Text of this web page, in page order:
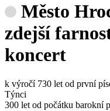
Město
zdejší
koncert
k výročí 730 let od první
Týnci
300 let od počátku barokní